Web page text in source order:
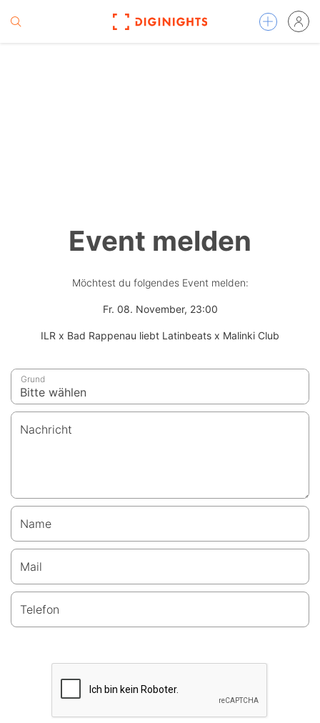
Event melden
Möchtest du folgendes Event melden:
Fr. 08. November, 23:00
ILR x Bad Rappenau liebt Latinbeats x Malinki Club
Grund
Nachricht
Name
Mail
Telefon